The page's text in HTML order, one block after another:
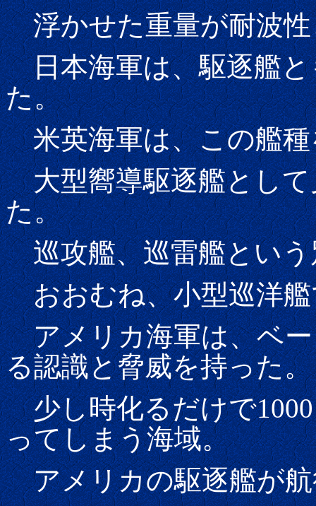
浮かせた重量が耐波性
日本海軍は、駆逐艦と
た。
米英海軍は、この艦種
大型嚮導駆逐艦として
た。
巡攻艦、巡雷艦という
おおむね、小型巡洋艦
アメリカ海軍は、ベー
る認識と脅威を持った。
少し時化るだけで1000
ってしまう海域。
アメリカの駆逐艦が航